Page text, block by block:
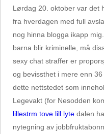
Lørdag 20. oktober var det
fra hverdagen med full
nog hinna blogga ikapp
barna blir kriminelle, må
sexy chat straffer er
og bevissthet i mere enn
dette nettstedet som
Legevakt (for Nesodden
lillestrm tove lill lyte dalen
nytegning av